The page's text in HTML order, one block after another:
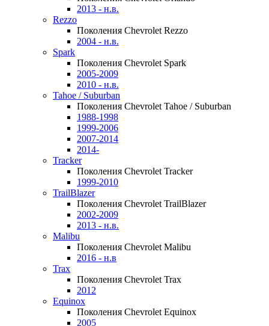
2013 - н.в.
Rezzo
Поколения Chevrolet Rezzo
2004 - н.в.
Spark
Поколения Chevrolet Spark
2005-2009
2010 - н.в.
Tahoe / Suburban
Поколения Chevrolet Tahoe / Suburban
1988-1998
1999-2006
2007-2014
2014-
Tracker
Поколения Chevrolet Tracker
1999-2010
TrailBlazer
Поколения Chevrolet TrailBlazer
2002-2009
2013 - н.в.
Malibu
Поколения Chevrolet Malibu
2016 - н.в
Trax
Поколения Chevrolet Trax
2012
Equinox
Поколения Chevrolet Equinox
2005